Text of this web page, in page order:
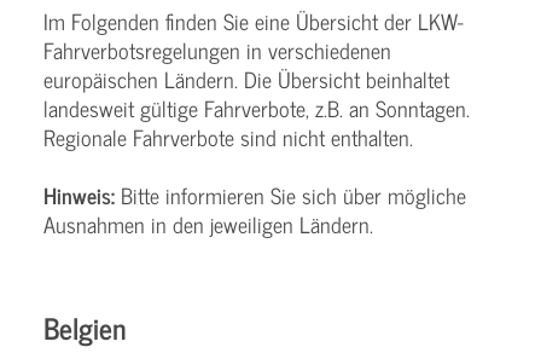
Im Folgenden finden Sie eine Übersicht der LKW-
Fahrverbotsregelungen in verschiedenen
europäischen Ländern. Die Übersicht beinhaltet
landesweit gültige Fahrverbote, z.B. an Sonntagen.
Regionale Fahrverbote sind nicht enthalten.
Hinweis: Bitte informieren Sie sich über mögliche
Ausnahmen in den jeweiligen Ländern.
Belgien